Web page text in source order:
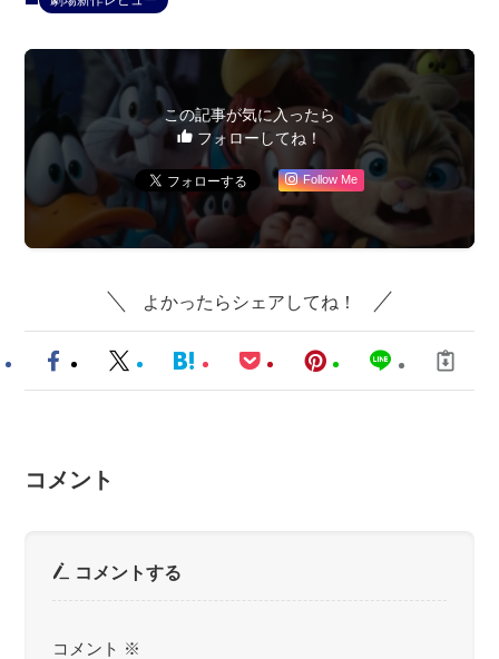
この記事が気に入ったら
フォローしてね！
Follow Me
よかったらシェアしてね！
コメント
コメントする
コメント ※